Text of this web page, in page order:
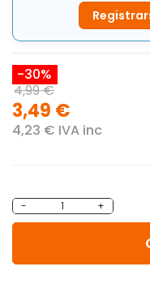
-30%
4,99 €
3,49 €
4,23 € IVA inc
- +